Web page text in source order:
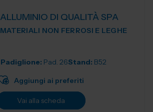
ALLUMINIO DI QUALITÀ SPA
MATERIALI NON FERROSI E LEGHE
Padiglione: Pad. 26Stand: B52
Aggiungi ai preferiti
Vai alla scheda